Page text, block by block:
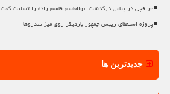
عراقچی در پیامی درگذشت ابوالقاسم قاسم زاده را تسلیت گفت
پروژه استعفای رییس جمهور باردیگر روی میز تندروها
جدیدترین ها